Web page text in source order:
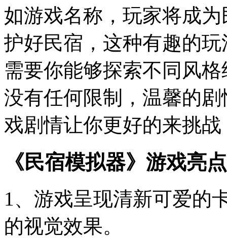
如游戏名称，玩家将成
护好民宿，这种有趣的
需要你能够探索不同风
没有任何限制，温馨的
戏剧情让你更好的来挑
《民宿模拟器》游戏亮
1、游戏呈现清新可爱的
的视觉效果。